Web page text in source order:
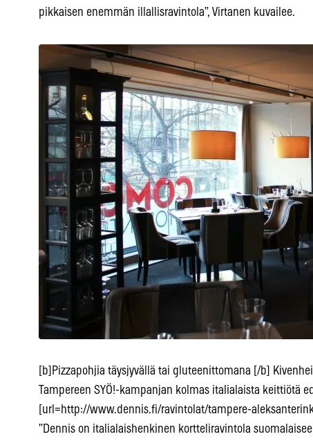
pikkaisen enemmän illallisravintola”, Virtanen kuvailee.
[b]Pizzapohjia täysjyvällä tai gluteenittomana [/b]
Tampereen SYÖ!-kampanjan kolmas italialaista keittiötä
[url=http://www.dennis.fi/ravintolat/tampere-
”Dennis on italialaishenkinen kortteliravintola